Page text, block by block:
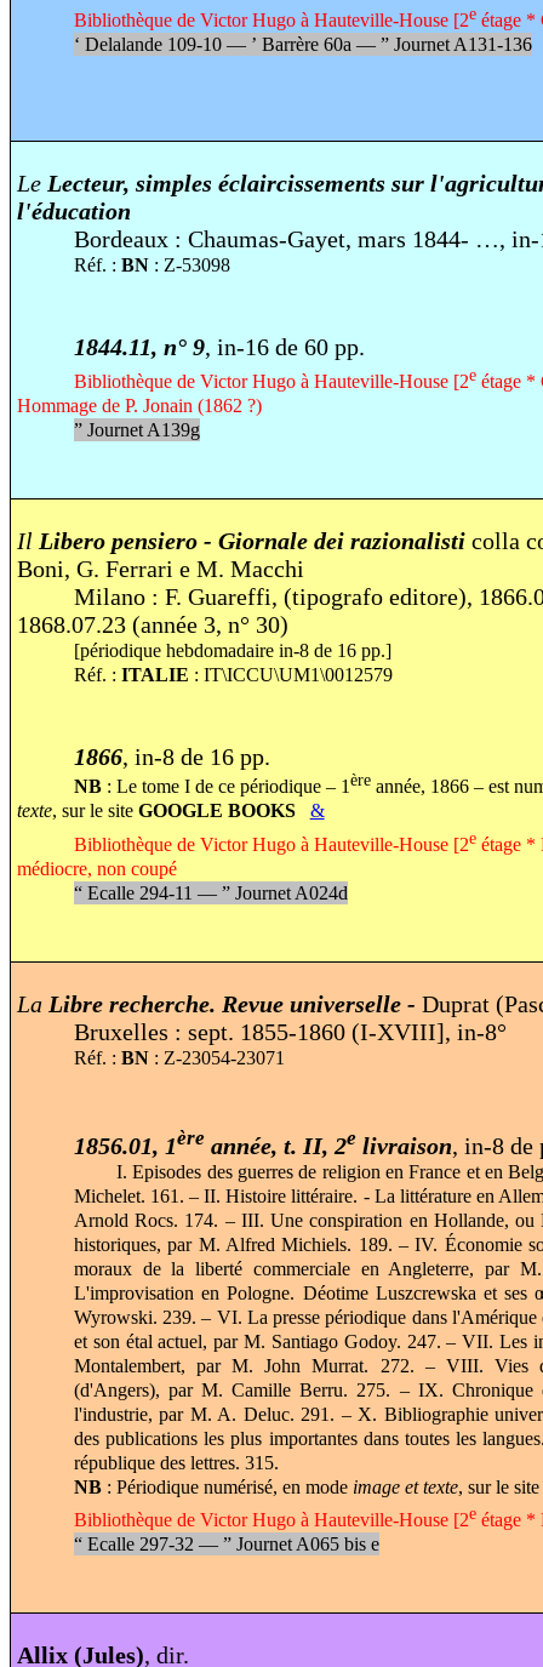
Bibliothèque de Victor Hugo à Hauteville-House [2eétage *
‘ Delalande 109-10 — ’ Barrère 60a — ”Journet A131-136
LeLecteur, simples éclaircissements sur
l'éducation
Bordeaux : Chaumas-Gayet, mars 1844- …, in-
Réf. : BN: Z-53098
1844.11, n° 9, in-16 de 60 pp.
Bibliothèque de Victor Hugo à Hauteville-House [2eétage *
Hommage de P. Jonain (1862 ?)
”Journet A139g
Il Libero pensiero - Giornale dei razionalisticolla
Boni, G. Ferrari e M. Macchi
Milano : F. Guareffi, (tipografo editore),
1868.07.23 (année 3, n° 30)
[périodique hebdomadaire in-8 de 16 pp.]
Réf. : ITALIE : IT\ICCU\UM1\0012579
1866, in-8 de 16 pp.
NB: Le tome I de ce périodique – 1èreannée, 1866 – est
texte, sur le site GOOGLE BOOKS
&
Bibliothèque de Victor Hugo à Hauteville-House [2eétage *
médiocre, non coupé
“Ecalle 294-11 — ”Journet A024d
LaLibrerecherche. Revue universelle - Duprat
Bruxelles : sept. 1855-1860 (I-XVIII], in-8°
Réf. : BN: Z-23054-23071
1856.01, 1ère année, t. II, 2e livraison, in-8 de
I. Episodes des guerres de religion en France et en
Michelet. 161. – II. Histoire littéraire. - La littérature en
Arnold Rocs. 174. – III. Une conspiration en Hollande, ou
historiques, par M. Alfred Michiels. 189. – IV. Économie
moraux de la liberté commerciale en Angleterre, par
L'improvisation en Pologne. Déotime Luszcrewska et ses
Wyrowski. 239. – VI. La presse périodique dans l'Amérique
et son étal actuel, par M. Santiago Godoy. 247. – VII. Les
Montalembert, par M. John Murrat. 272. – VIII. Vies
(d'Angers), par M. Camille Berru. 275. – IX. Chronique
l'industrie, par M. A. Deluc. 291. – X. Bibliographie
des publications les plus importantes dans toutes les
république des lettres. 315.
NB: Périodique numérisé, en mode image et texte, sur le site
Bibliothèque de Victor Hugo à Hauteville-House [2eétage *
“Ecalle 297-32 — ”Journet A065 bis e
Allix (Jules), dir.